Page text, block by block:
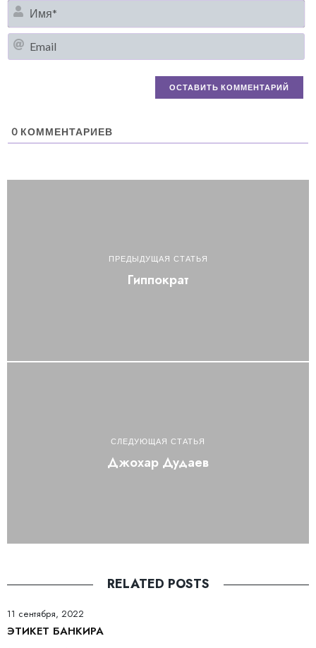
0 КОММЕНТАРИЕВ
ПРЕДЫДУЩАЯ СТАТЬЯ
Гиппократ
СЛЕДУЮЩАЯ СТАТЬЯ
Джохар Дудаев
RELATED POSTS
11 сентября, 2022
ЭТИКЕТ БАНКИРА